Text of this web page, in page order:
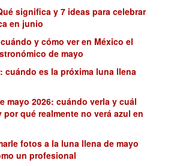
significa y 7 ideas para celebrar
en junio
y cómo ver en México el
de mayo
cuándo es la próxima luna llena
mayo 2026: cuándo verla y cuál
por qué realmente no verá azul en
fotos a la luna llena de mayo
un profesional